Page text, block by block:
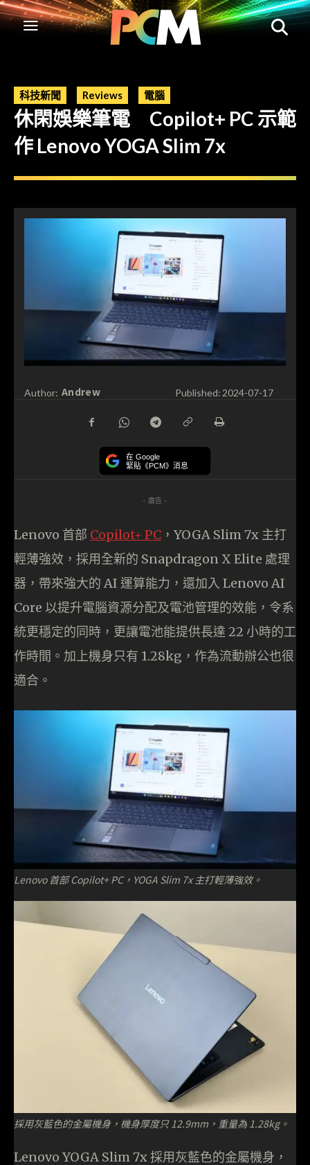
科技新聞 Reviews 電腦
休閑娛樂筆電 Copilot+ PC 示範
作 Lenovo YOGA Slim 7x
Author: Andrew Published: 2024-07-17
在 Google
緊貼《PCM》消息
- 廣告 -
Lenovo 首部 Copilot+ PC ，YOGA Slim 7x 主打
輕薄強效，採用全新的 Snapdragon X Elite 處理
器，帶來強大的 AI 運算能力，還加入 Lenovo AI
Core 以提升電腦資源分配及電池管理的效能，令系
統更穩定的同時，更讓電池能提供長達 22 小時的工
作時間。加上機身只有 1.28kg，作為流動辦公也很
適合。
Lenovo 首部 Copilot+ PC，YOGA Slim 7x 主打輕薄強效。
採用灰藍色的金屬機身，機身厚度只 12.9mm，重量為 1.28kg。
Lenovo YOGA Slim 7x 採用灰藍色的金屬機身，